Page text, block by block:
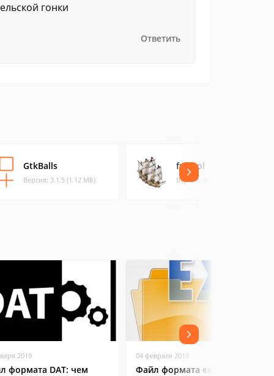
гонки
Ответить
GtkBalls
Версия: 3.1.5 (1.12 МБ)
freecol
Версия: 0.11.6 (42.92 МБ)
2019
формата DAT: чем
04 февраля 2019
Файл формата exe: чем